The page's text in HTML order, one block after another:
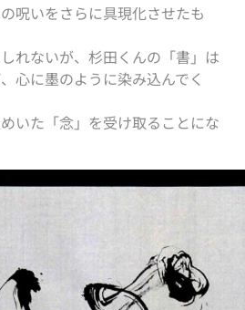
呪いをさらに具現化させたも
れないが、杉田くんの「書」は
心に墨のように染み込んでく
いた「念」を受け取ることにな